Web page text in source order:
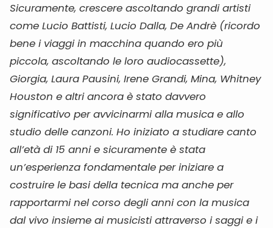
Sicuramente, crescere ascoltando grandi artisti
come Lucio Battisti, Lucio Dalla, De Andrè (ricordo
bene i viaggi in macchina quando ero più
piccola, ascoltando le loro audiocassette),
Giorgia, Laura Pausini, Irene Grandi, Mina, Whitney
Houston e altri ancora è stato davvero
significativo per avvicinarmi alla musica e allo
studio delle canzoni. Ho iniziato a studiare canto
all’età di 15 anni e sicuramente è stata
un’esperienza fondamentale per iniziare a
costruire le basi della tecnica ma anche per
rapportarmi nel corso degli anni con la musica
dal vivo insieme ai musicisti attraverso i saggi e i